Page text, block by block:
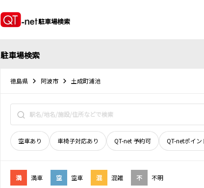
駐車場検索
駐車場検索
徳島県 阿波市 土成町浦池
空車あり 車椅子対応あり QT-net 予約可 QT-netポイン
満 満車 空 空車 混 混雑 不 不明